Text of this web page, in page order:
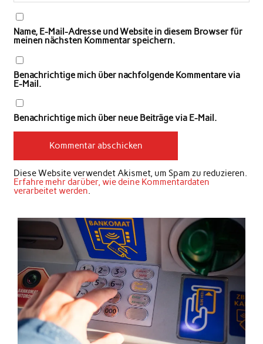
Name, E-Mail-Adresse und Website in diesem Browser für
meinen nächsten Kommentar speichern.
Benachrichtige mich über nachfolgende Kommentare via
E-Mail.
Benachrichtige mich über neue Beiträge via E-Mail.
Diese Website verwendet Akismet, um Spam zu reduzieren.
Erfahre mehr darüber, wie deine Kommentardaten
verarbeitet werden.